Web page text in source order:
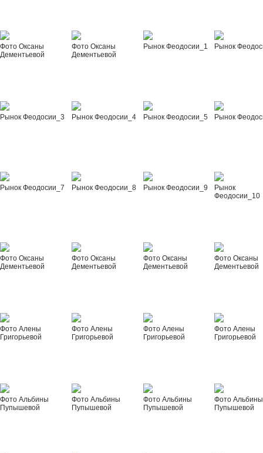
Фото Оксаны
Дементьевой
Фото Оксаны
Дементьевой
Рынок Феодосии_1 Рынок
Рынок Феодосии_3 Рынок Феодосии_4 Рынок Феодосии_5 Рынок
Рынок Феодосии_7 Рынок Феодосии_8 Рынок Феодосии_9
Рынок
Феодосии_10
Фото Оксаны
Дементьевой
Фото Оксаны
Дементьевой
Фото Оксаны
Дементьевой
Фото Оксаны
Дементьевой
Фото Алены
Григорьевой
Фото Алены
Григорьевой
Фото Алены
Григорьевой
Фото Алены
Григорьевой
Фото Альбины
Пупышевой
Фото Альбины
Пупышевой
Фото Альбины
Пупышевой
Фото Альбины
Пупышевой